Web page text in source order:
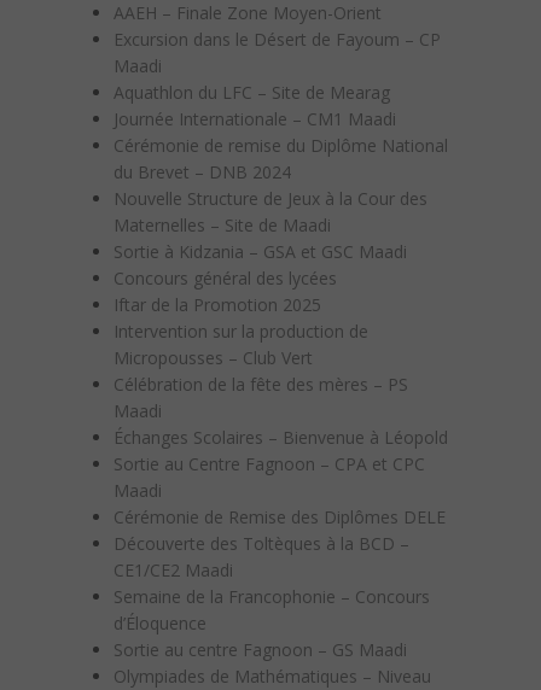
AAEH – Finale Zone Moyen-Orient
Excursion dans le Désert de Fayoum – CP
Maadi
Aquathlon du LFC – Site de Mearag
Journée Internationale – CM1 Maadi
Cérémonie de remise du Diplôme National
du Brevet – DNB 2024
Nouvelle Structure de Jeux à la Cour des
Maternelles – Site de Maadi
Sortie à Kidzania – GSA et GSC Maadi
Concours général des lycées
Iftar de la Promotion 2025
Intervention sur la production de
Micropousses – Club Vert
Célébration de la fête des mères – PS
Maadi
Échanges Scolaires – Bienvenue à Léopold
Sortie au Centre Fagnoon – CPA et CPC
Maadi
Cérémonie de Remise des Diplômes DELE
Découverte des Toltèques à la BCD –
CE1/CE2 Maadi
Semaine de la Francophonie – Concours
d’Éloquence
Sortie au centre Fagnoon – GS Maadi
Olympiades de Mathématiques – Niveau